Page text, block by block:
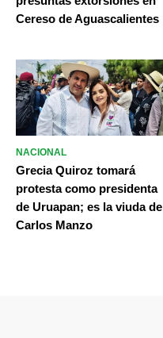
Cereso de Aguascalientes
NACIONAL
Grecia Quiroz tomará
protesta como presidenta
de Uruapan; es la viuda de
Carlos Manzo